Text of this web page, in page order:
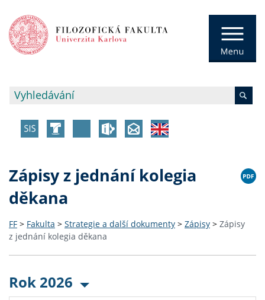
Zápisy z jednání kolegia
děkana
FF > Fakulta > Strategie a další dokumenty > Zápisy > Zápisy
z jednání kolegia děkana
Rok 2026